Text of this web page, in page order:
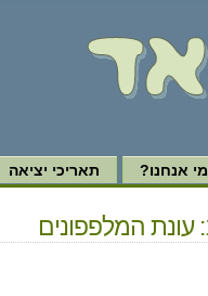
מי אנחנו? תאריכי יציאה